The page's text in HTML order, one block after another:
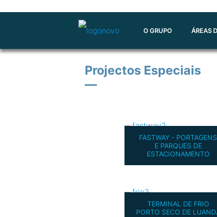
O GRUPO ÁREAS
Projectos Especiais
—
FASTWAY - PORTAGENS
E PARQUES DE
ESTACIONAMENTO
TERMINAL DE FRIO
PORTO SECO DE